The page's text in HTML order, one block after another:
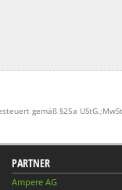
gemäß §25a
PARTNER
Ampere AG